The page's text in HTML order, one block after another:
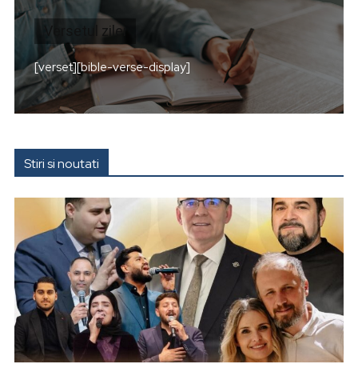
Versetul zilei
[verset][bible-verse-display]
Stiri si noutati